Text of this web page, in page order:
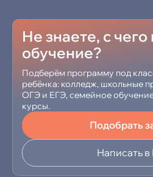
Не знаете, с чего
обучение?
Подберём программу под
ребёнка: колледж, школьные
ОГЭ и ЕГЭ, семейное
курсы.
Подобрать
Написать